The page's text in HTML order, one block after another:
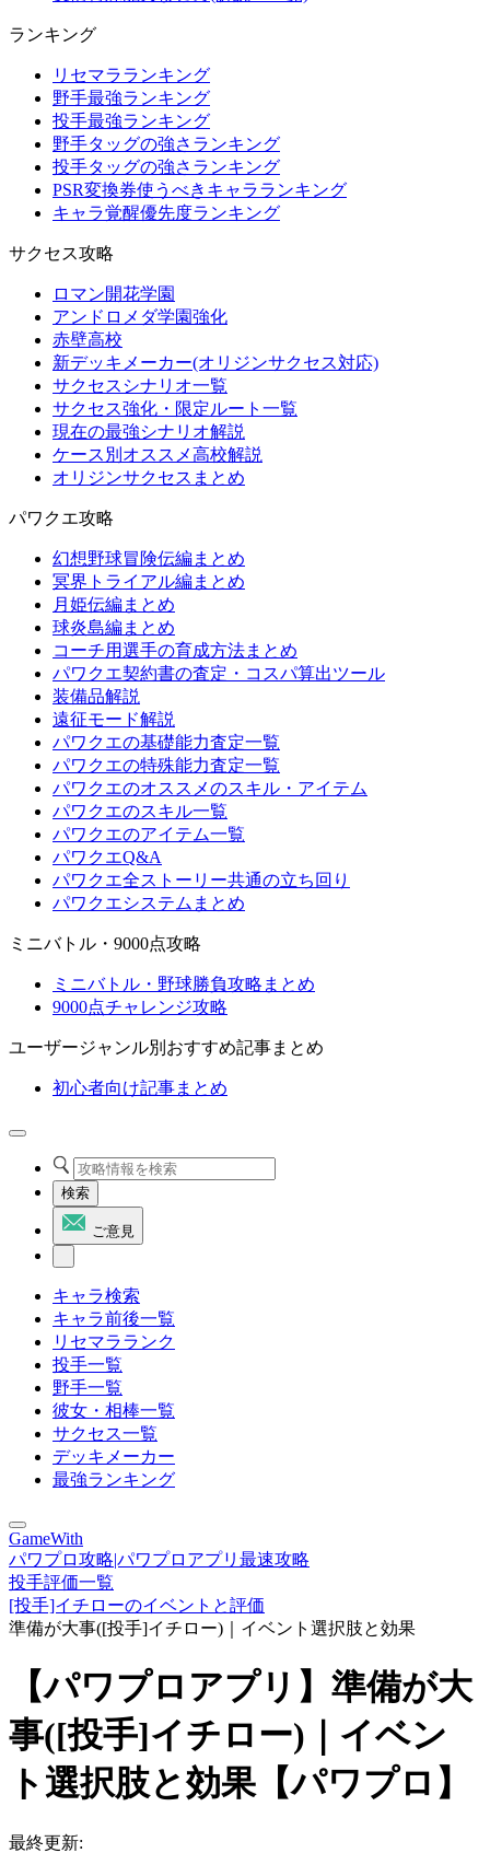
ランキング
リセマラランキング
野手最強ランキング
投手最強ランキング
野手タッグの強さランキング
投手タッグの強さランキング
PSR変換券使うべきキャラランキング
キャラ覚醒優先度ランキング
サクセス攻略
ロマン開花学園
アンドロメダ学園強化
赤壁高校
新デッキメーカー(オリジンサクセス対応)
サクセスシナリオ一覧
サクセス強化・限定ルート一覧
現在の最強シナリオ解説
ケース別オススメ高校解説
オリジンサクセスまとめ
パワクエ攻略
幻想野球冒険伝編まとめ
冥界トライアル編まとめ
月姫伝編まとめ
球炎島編まとめ
コーチ用選手の育成方法まとめ
パワクエ契約書の査定・コスパ算出ツール
装備品解説
遠征モード解説
パワクエの基礎能力査定一覧
パワクエの特殊能力査定一覧
パワクエのオススメのスキル・アイテム
パワクエのスキル一覧
パワクエのアイテム一覧
パワクエQ&A
パワクエ全ストーリー共通の立ち回り
パワクエシステムまとめ
ミニバトル・9000点攻略
ミニバトル・野球勝負攻略まとめ
9000点チャレンジ攻略
ユーザージャンル別おすすめ記事まとめ
初心者向け記事まとめ
検索
ご意見
キャラ検索
キャラ前後一覧
リセマラランク
投手一覧
野手一覧
彼女・相棒一覧
サクセス一覧
デッキメーカー
最強ランキング
GameWith
パワプロ攻略|パワプロアプリ最速攻略
投手評価一覧
[投手]イチローのイベントと評価
準備が大事([投手]イチロー)｜イベント選択肢と効果
【パワプロアプリ】準備が大
事([投手]イチロー)｜イベン
ト選択肢と効果【パワプロ】
最終更新: